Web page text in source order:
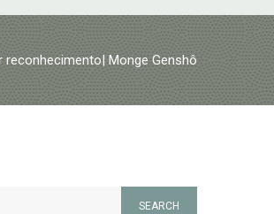
reconhecimento| Monge Genshô
SEARCH